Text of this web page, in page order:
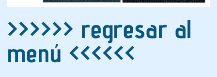
>>>>>> regresar al
menú <<<<<<